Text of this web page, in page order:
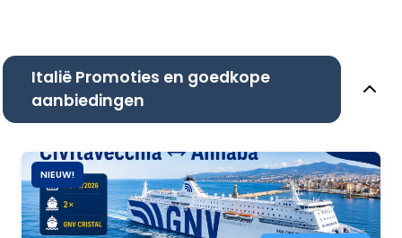
Italië Promoties en goedkope
aanbiedingen
NIEUW!